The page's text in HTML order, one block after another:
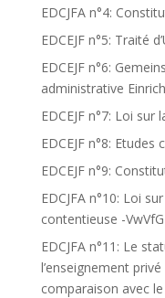
EDCJFA n°4:
EDCEJF n°5: Traité
EDCEJF n°6:
administrative
EDCEJF n°7: Loi
EDCEJF n°8: Etudes
EDCEJF n°9:
EDCJFA n°10: Loi
contentieuse -
EDCJFA n°11: Le
l’enseignement
comparaison avec